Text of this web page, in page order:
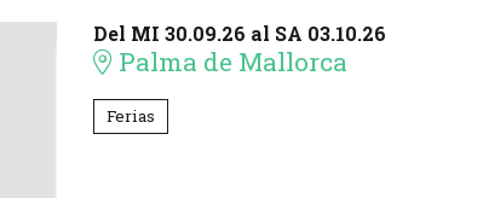
Del MI 30.09.26 al SA 03.10.26
Palma de Mallorca
Ferias